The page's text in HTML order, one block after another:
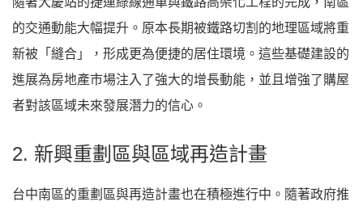
的交通動能大幅提升。原本長期被鐵路切割的地理區域將重
新被「縫合」，形成更為便捷的居住環境。這些基礎建設的
進展為房地產市場注入了強大的增長動能，並且增強了購屋
者對該區域未來發展潛力的信心。
2. 新興重劃區與區域再造計畫
台中南區的重劃區與再造計畫也在積極進行中。隨著政府推